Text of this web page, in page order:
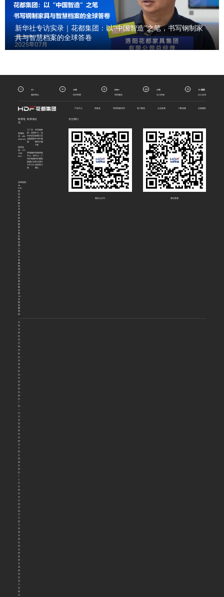
新华社专访实录｜花都集团：以“中国智造”之笔，书写钢制家
具与智慧档案的全球答卷
35+
服务网点
34年
技术积累
8000+
馆库建设
23年
出口经验
70+国家
出口全球
产品中心 密集架 智慧档案库房 客户案例 企业新闻 了解花都 全国服务
联系电
话
客服电
话：400-
6668-369
联系热
线：132-
3398-
6051
联系地址
工厂总
部：洛阳
市伊滨区
花都国际
园
外贸服务
中心：洛
阳西工区
中州中路
数码大厦
A座
营销服务
中心：郑
州市商都
路建正东
方中心B
座
智能研发
中心：广
州市番禺
区汉溪大
道保利大
都汇
友情链接：
4g
DTU
室
内
设
计
网
艺
术
漆
炉
料
拼
接
屏
全
屋
定
制
加
盟
上
海
办
公
装
修
智
慧
消
防
全
屋
定
制
加
盟
voc
在
线
监
测
系
统
关注我们
微信公众号 微信客服
洛
花
都
集
官
网，
密
集
架，
档
案
密
集
架，
智
密
集
架，
钢
柜
厂
家，
一
站
式
智
慧
档
案
库
房
解
决
方
案，
全
服
务
队。
©
公
官
网
所
有
页
面
版、
文
字、
图
片、
视
洛
花
都
集
专
版
权，
是
基
于
花
都
品